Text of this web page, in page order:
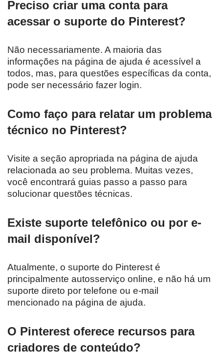
Preciso criar uma conta para
acessar o suporte do Pinterest?
Não necessariamente. A maioria das
informações na página de ajuda é acessível a
todos, mas, para questões específicas da conta,
pode ser necessário fazer login.
Como faço para relatar um problema
técnico no Pinterest?
Visite a seção apropriada na página de ajuda
relacionada ao seu problema. Muitas vezes,
você encontrará guias passo a passo para
solucionar questões técnicas.
Existe suporte telefônico ou por e-
mail disponível?
Atualmente, o suporte do Pinterest é
principalmente autosserviço online, e não há um
suporte direto por telefone ou e-mail
mencionado na página de ajuda.
O Pinterest oferece recursos para
criadores de conteúdo?